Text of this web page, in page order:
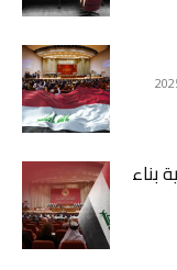
بناء